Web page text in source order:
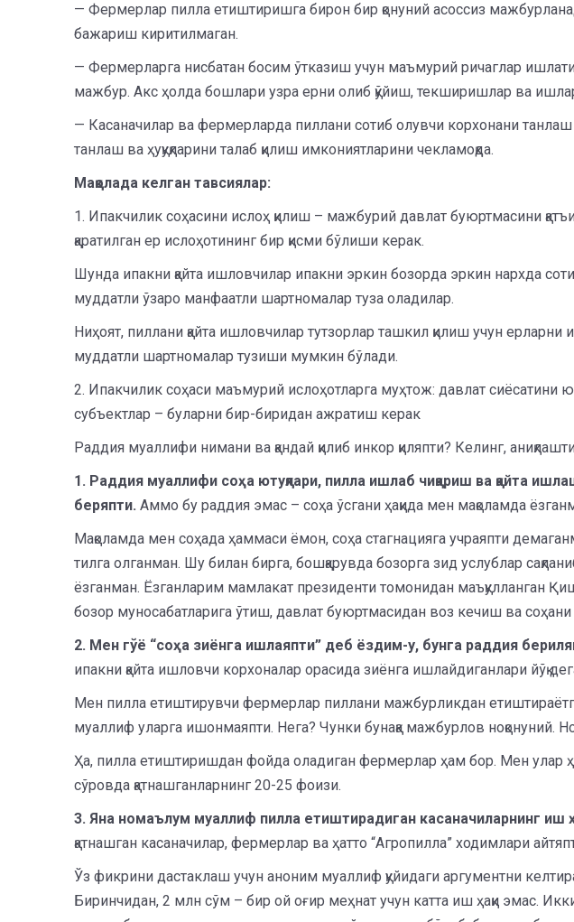
— Фермерлар пилла етиштиришга бирон бир қонуний асоссиз
бажариш киритилмаган.
— Фермерларга нисбатан босим ўтказиш учун маъмурий ричаглар
мажбур. Акс ҳолда бошлари узра ерни олиб қўйиш, текширишлар ва
— Касаначилар ва фермерларда пиллани сотиб олувчи корхонани танлаш
танлаш ва ҳуқуқларини талаб қилиш имкониятларини чекламоқда.
Мақолада келган тавсиялар:
1. Ипакчилик соҳасини ислоҳ қилиш – мажбурий давлат буюртмасини
қаратилган ер ислоҳотининг бир қисми бўлиши керак.
Шунда ипакни қайта ишловчилар ипакни эркин бозорда эркин нархда
муддатли ўзаро манфаатли шартномалар туза оладилар.
Ниҳоят, пиллани қайта ишловчилар тутзорлар ташкил қилиш учун
муддатли шартномалар тузиши мумкин бўлади.
2. Ипакчилик соҳаси маъмурий ислоҳотларга муҳтож: давлат
субъектлар – буларни бир-биридан ажратиш керак
Раддия муаллифи нимани ва қандай қилиб инкор қиляпти? Келинг,
1. Раддия муаллифи соҳа ютуқлари, пилла ишлаб чиқариш ва қайта
беряпти. Аммо бу раддия эмас – соҳа ўсгани ҳақида мен мақоламда
Мақоламда мен соҳада ҳаммаси ёмон, соҳа стагнацияга учраяпти
тилга олганман. Шу билан бирга, бошқарувда бозорга зид услублар
ёзганман. Ёзганларим мамлакат президенти томонидан маъқулланган
бозор муносабатларига ўтиш, давлат буюртмасидан воз кечиш ва
2. Мен гўё “соҳа зиёнга ишлаяпти” деб ёздим-у, бунга раддия
ипакни қайта ишловчи корхоналар орасида зиёнга ишлайдиганлари йўқ
Мен пилла етиштирувчи фермерлар пиллани мажбурликдан
муаллиф уларга ишонмаяпти. Нега? Чунки бунақа мажбурлов
Ҳа, пилла етиштиришдан фойда оладиган фермерлар ҳам бор. Мен улар
сўровда қатнашганларнинг 20-25 фоизи.
3. Яна номаълум муаллиф пилла етиштирадиган касаначиларнинг иш
қатнашган касаначилар, фермерлар ва ҳатто “Агропилла” ходимлари
Ўз фикрини дастаклаш учун аноним муаллиф қуйидаги аргументни
Биринчидан, 2 млн сўм – бир ой оғир меҳнат учун катта иш ҳақи эмас.